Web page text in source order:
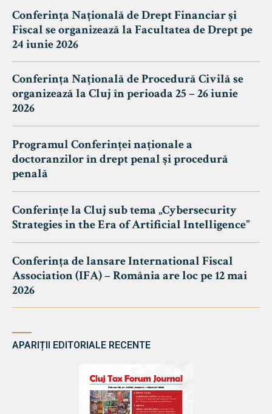
Conferința Națională de Drept Financiar și
Fiscal se organizează la Facultatea de Drept pe
24 iunie 2026
Conferința Națională de Procedură Civilă se
organizează la Cluj în perioada 25 – 26 iunie
2026
Programul Conferinței naționale a
doctoranzilor în drept penal și procedură
penală
Conferințe la Cluj sub tema „Cybersecurity
Strategies in the Era of Artificial Intelligence”
Conferința de lansare International Fiscal
Association (IFA) – România are loc pe 12 mai
2026
APARIȚII EDITORIALE RECENTE